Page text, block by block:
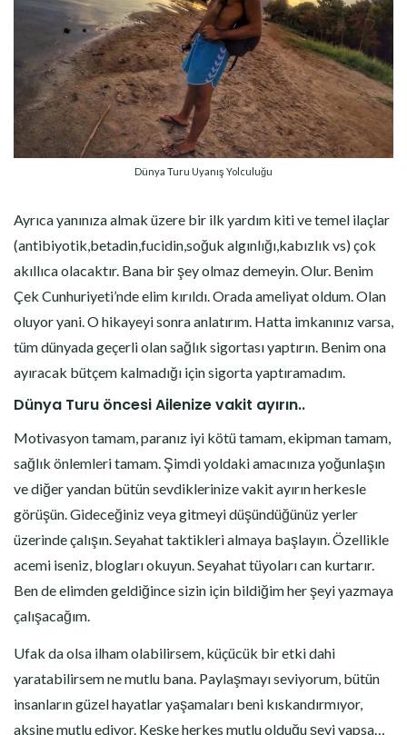
Dünya Turu Uyanış Yolculuğu
Ayrıca yanınıza almak üzere bir ilk yardım kiti ve temel ilaçlar
(antibiyotik,betadin,fucidin,soğuk algınlığı,kabızlık vs) çok
akıllıca olacaktır. Bana bir şey olmaz demeyin. Olur. Benim
Çek Cunhuriyeti’nde elim kırıldı. Orada ameliyat oldum. Olan
oluyor yani. O hikayeyi sonra anlatırım. Hatta imkanınız varsa,
tüm dünyada geçerli olan sağlık sigortası yaptırın. Benim ona
ayıracak bütçem kalmadığı için sigorta yaptıramadım.
Dünya Turu öncesi Ailenize vakit ayırın..
Motivasyon tamam, paranız iyi kötü tamam, ekipman tamam,
sağlık önlemleri tamam. Şimdi yoldaki amacınıza yoğunlaşın
ve diğer yandan bütün sevdiklerinize vakit ayırın herkesle
görüşün. Gideceğiniz veya gitmeyi düşündüğünüz yerler
üzerinde çalışın. Seyahat taktikleri almaya başlayın. Özellikle
acemi iseniz, blogları okuyun. Seyahat tüyoları can kurtarır.
Ben de elimden geldiğince sizin için bildiğim her şeyi yazmaya
çalışacağım.
Ufak da olsa ilham olabilirsem, küçücük bir etki dahi
yaratabilirsem ne mutlu bana. Paylaşmayı seviyorum, bütün
insanların güzel hayatlar yaşamaları beni kıskandırmıyor,
aksine mutlu ediyor. Keşke herkes mutlu olduğu şeyi yapsa…